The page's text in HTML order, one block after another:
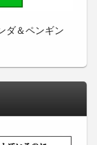
ダ＆ペンギン